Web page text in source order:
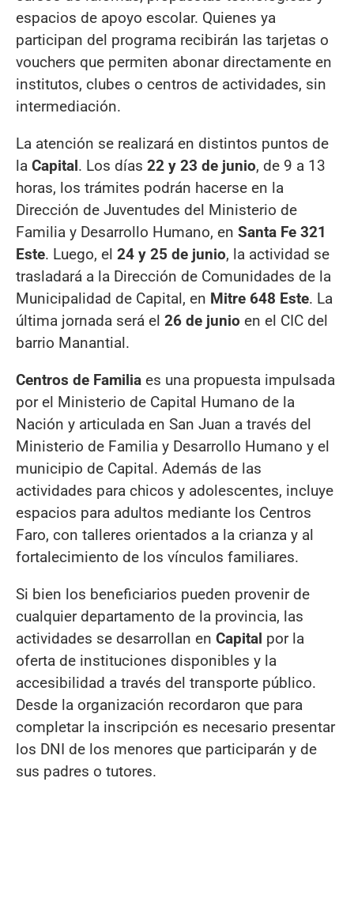
espacios de apoyo escolar. Quienes ya
participan del programa recibirán las tarjetas o
vouchers que permiten abonar directamente en
institutos, clubes o centros de actividades, sin
intermediación.
La atención se realizará en distintos puntos de
la Capital. Los días 22 y 23 de junio, de 9 a 13
horas, los trámites podrán hacerse en la
Dirección de Juventudes del Ministerio de
Familia y Desarrollo Humano, en Santa Fe 321
Este. Luego, el 24 y 25 de junio, la actividad se
trasladará a la Dirección de Comunidades de la
Municipalidad de Capital, en Mitre 648 Este. La
última jornada será el 26 de junio en el CIC del
barrio Manantial.
Centros de Familia es una propuesta impulsada
por el Ministerio de Capital Humano de la
Nación y articulada en San Juan a través del
Ministerio de Familia y Desarrollo Humano y el
municipio de Capital. Además de las
actividades para chicos y adolescentes, incluye
espacios para adultos mediante los Centros
Faro, con talleres orientados a la crianza y al
fortalecimiento de los vínculos familiares.
Si bien los beneficiarios pueden provenir de
cualquier departamento de la provincia, las
actividades se desarrollan en Capital por la
oferta de instituciones disponibles y la
accesibilidad a través del transporte público.
Desde la organización recordaron que para
completar la inscripción es necesario presentar
los DNI de los menores que participarán y de
sus padres o tutores.